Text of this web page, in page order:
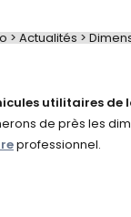
> Actualités >
utilitaires de
de près les
professionnel.